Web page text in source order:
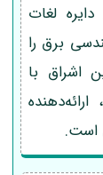
لغات
برق را
اشراق با
است.